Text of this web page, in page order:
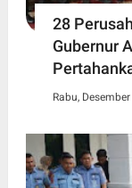
28
Gubernur
Rabu,